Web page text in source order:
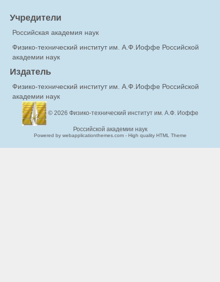
Учредители
Российская академия наук
Физико-технический институт им. А.Ф.Иоффе Российской
академии наук
Издатель
Физико-технический институт им. А.Ф.Иоффе Российской
академии наук
© 2026 Физико-технический институт им. А.Ф. Иоффе
Российской академии наук
Powered by webapplicationthemes.com - High quality HTML Theme